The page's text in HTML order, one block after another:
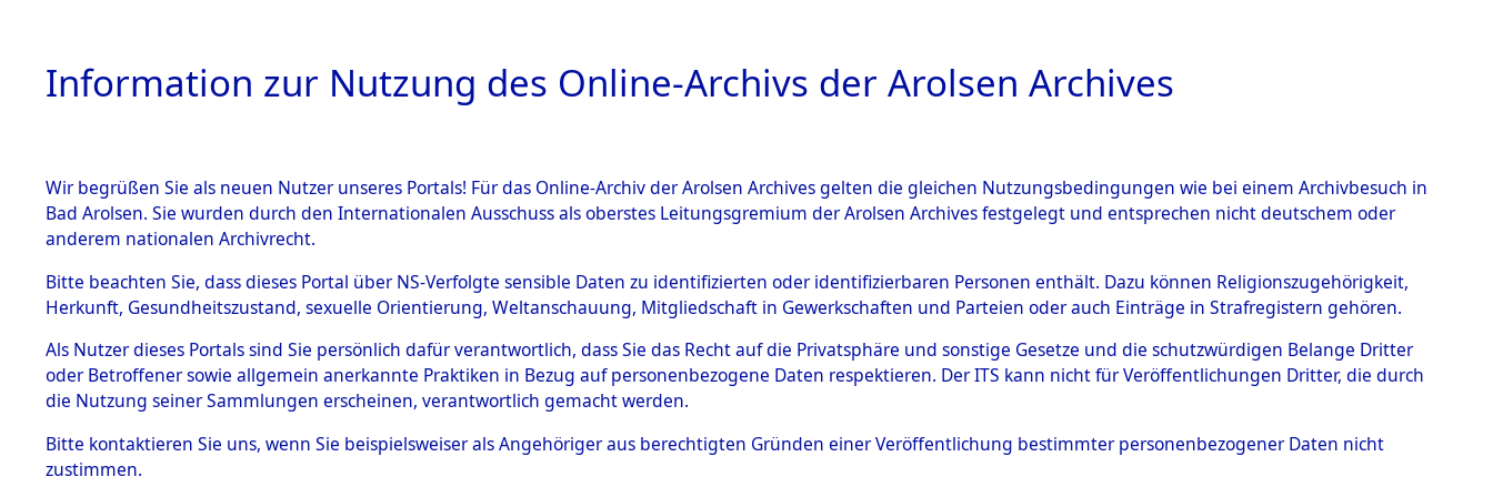
HOME BESTANDSBESCHREIBUNG ARCHIVALE ÜBERSICHT BILD
BESTÄNDE
Inhaftierungsdoku
mente
5. Verschiedenes
Todesmärsche
5.3.1 Alliierte
Listen von verstorbenen Opfern aus Konzentrationslagern und
von Todesmärschen.→0012 (84608684)→0002 (84608686)
0002 (84608686)
Information zur Nutzung des Online-Archivs der Arolsen Archives
Wir begrüßen Sie als neuen Nutzer unseres Portals! Für das Online-Archiv der Arolsen Archives gelten die gleichen Nutzungsbedingungen wie bei einem Archivbesuch in
Bad Arolsen. Sie wurden durch den Internationalen Ausschuss als oberstes Leitungsgremium der Arolsen Archives festgelegt und entsprechen nicht deutschem oder
anderem nationalen Archivrecht.
Bitte beachten Sie, dass dieses Portal über NS-Verfolgte sensible Daten zu identifizierten oder identifizierbaren Personen enthält. Dazu können Religionszugehörigkeit,
Herkunft, Gesundheitszustand, sexuelle Orientierung, Weltanschauung, Mitgliedschaft in Gewerkschaften und Parteien oder auch Einträge in Strafregistern gehören.
Als Nutzer dieses Portals sind Sie persönlich dafür verantwortlich, dass Sie das Recht auf die Privatsphäre und sonstige Gesetze und die schutzwürdigen Belange Dritter
oder Betroffener sowie allgemein anerkannte Praktiken in Bezug auf personenbezogene Daten respektieren. Der ITS kann nicht für Veröffentlichungen Dritter, die durch
die Nutzung seiner Sammlungen erscheinen, verantwortlich gemacht werden.
Bitte kontaktieren Sie uns, wenn Sie beispielsweiser als Angehöriger aus berechtigten Gründen einer Veröffentlichung bestimmter personenbezogener Daten nicht
zustimmen.